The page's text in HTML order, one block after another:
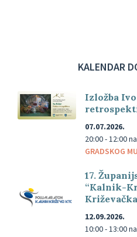
KALENDAR
Izložba
07.07.2026.
20:00 - 12:00
GRADSKOG
17.
“Kalnik-
12.09.2026.
10:00 - 13:00